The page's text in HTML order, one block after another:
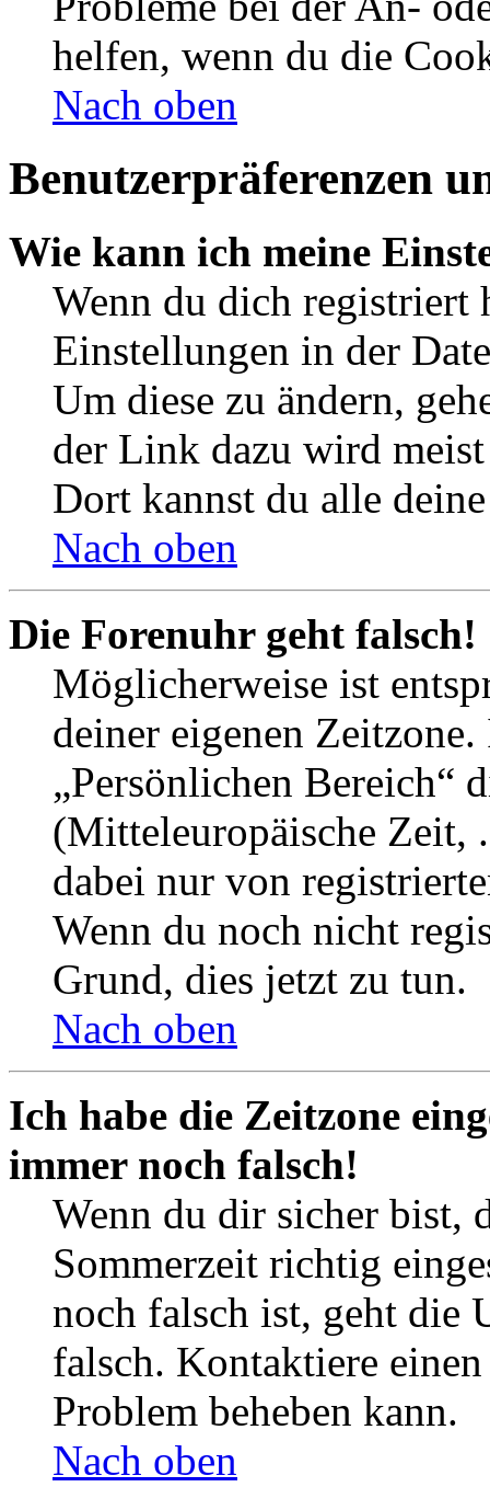
helfen, wenn du die
Nach oben
Benutzerpräferenzen
Wie kann ich meine
Wenn du dich registriert
Einstellungen in der
Um diese zu ändern,
der Link dazu wird
Dort kannst du alle
Nach oben
Die Forenuhr geht falsch!
Möglicherweise ist
deiner eigenen
„Persönlichen Bereich“
(Mitteleuropäische Zeit,
dabei nur von
Wenn du noch nicht
Grund, dies jetzt zu tun.
Nach oben
Ich habe die Zeitzone
immer noch falsch!
Wenn du dir sicher bist,
Sommerzeit richtig
noch falsch ist, geht die
falsch. Kontaktiere
Problem beheben kann.
Nach oben